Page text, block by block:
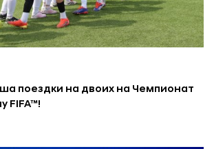
поездки на двоих на Чемпионат
FIFA™!